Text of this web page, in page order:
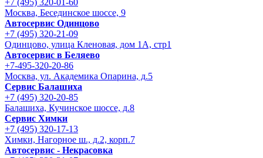
+7 (495) 320-01-60
Москва, Бесединское шоссе, 9
Автосервис Одинцово
+7 (495) 320-21-09
Одинцово, улица Кленовая, дом 1А, стр1
Автосервис в Беляево
+7-495-320-20-86
Москва, ул. Академика Опарина, д.5
Сервис Балашиха
+7 (495) 320-20-85
Балашиха, Кучинское шоссе, д.8
Сервис Химки
+7 (495) 320-17-13
Химки, Нагорное ш., д.2, корп.7
Автосервис - Некрасовка